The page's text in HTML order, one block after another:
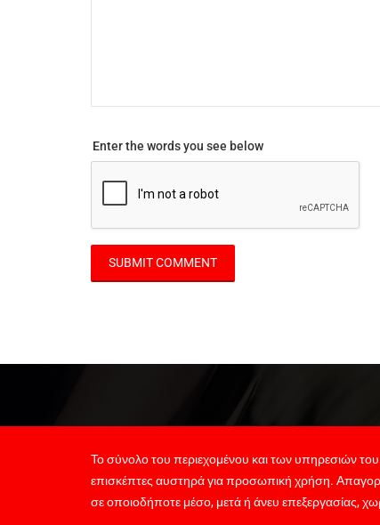
Enter the words you see below
Το σύνολο του περιεχομένου και των υπηρεσιών
επισκέπτες αυστηρά για προσωπική χρήση.
σε οποιοδήποτε μέσο, μετά ή άνευ επεξεργασίας,